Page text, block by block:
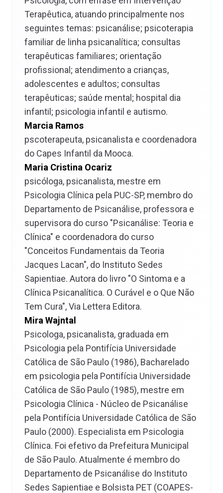
Terapêutica, atuando principalmente nos
seguintes temas: psicanálise; psicoterapia
familiar de linha psicanalítica; consultas
terapêuticas familiares; orientação
profissional; atendimento a crianças,
adolescentes e adultos; consultas
terapêuticas; saúde mental; hospital dia
infantil; psicologia infantil e autismo.
Marcia Ramos
pscoterapeuta, psicanalista e coordenadora
do Capes Infantil da Mooca.
Maria Cristina Ocariz
psicóloga, psicanalista, mestre em
Psicologia Clínica pela PUC-SP, membro do
Departamento de Psicanálise, professora e
supervisora do curso "Psicanálise: Teoria e
Clínica" e coordenadora do curso
"Conceitos Fundamentais da Teoria
Jacques Lacan", do Instituto Sedes
Sapientiae. Autora do livro "O Sintoma e a
Clínica Psicanalítica. O Curável e o Que Não
Tem Cura", Via Lettera Editora.
Mira Wajntal
Psicologa, psicanalista, graduada em
Psicologia pela Pontifícia Universidade
Católica de São Paulo (1986), Bacharelado
em psicologia pela Pontifícia Universidade
Católica de São Paulo (1985), mestre em
Psicologia Clínica - Núcleo de Psicanálise
pela Pontifícia Universidade Católica de São
Paulo (2000). Especialista em Psicologia
Clínica. Foi efetivo da Prefeitura Municipal
de São Paulo. Atualmente é membro do
Departamento de Psicanálise do Instituto
Sedes Sapientiae e Bolsista PET (COAPES-